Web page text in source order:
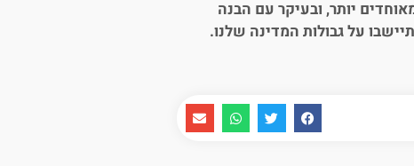
יותר, ובעיקר עם הבנה
על גבולות המדינה שלנו.